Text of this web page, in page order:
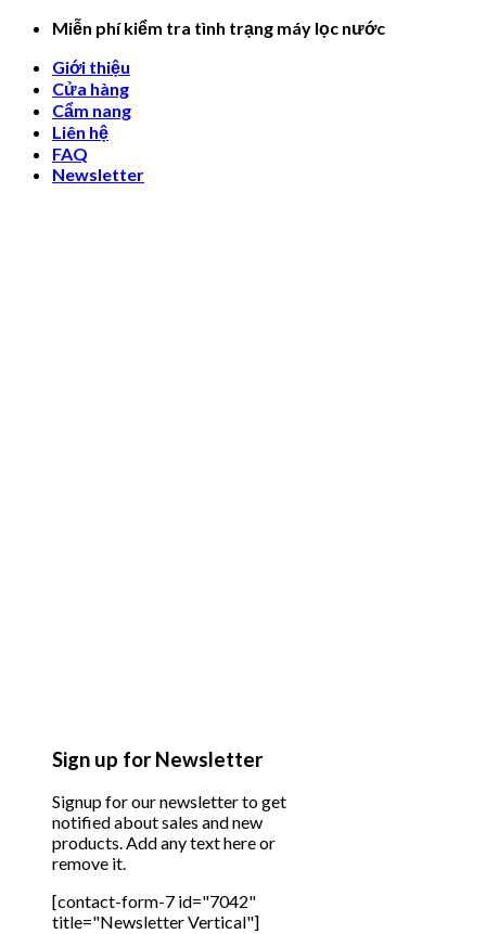
Skip
content
Miễn phí kiểm tra tình trạng máy lọc nước
Giới thiệu
Cửa hàng
Cẩm nang
Liên hệ
FAQ
Newsletter
Sign up for Newsletter
Signup for our newsletter to get
notified about sales and new
products. Add any text here or
remove it.
[contact-form-7 id="7042"
title="Newsletter Vertical"]